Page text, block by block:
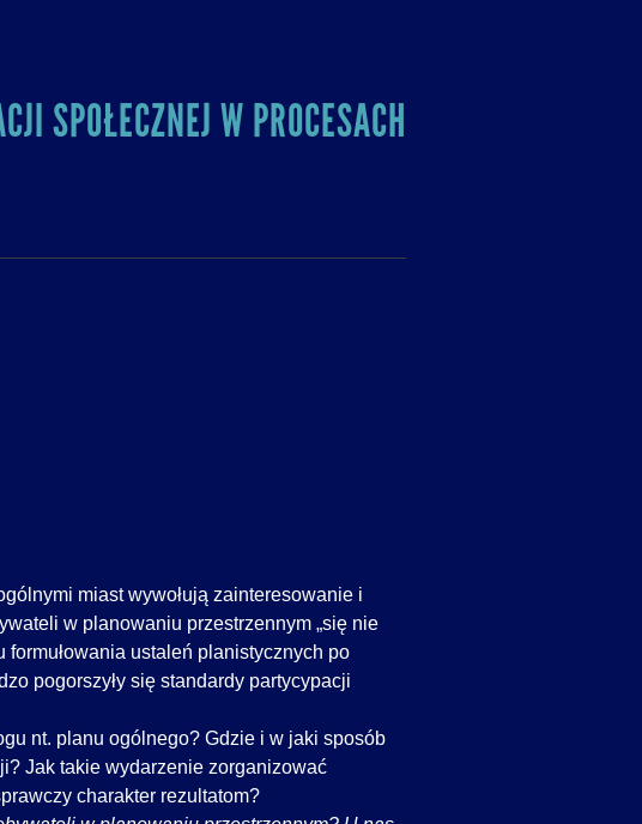
SPOŁECZNEJ W PROCESACH
miast wywołują zainteresowanie i
w planowaniu przestrzennym „się nie
formułowania ustaleń planistycznych po
pogorszyły się standardy partycypacji
nt. planu ogólnego? Gdzie i w jaki sposób
Jak takie wydarzenie zorganizować
charakter rezultatom?